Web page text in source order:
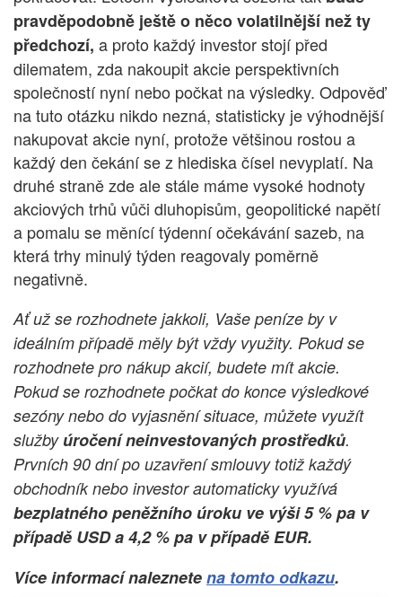
pravděpodobně ještě o něco volatilnější než ty
předchozí, a proto každý investor stojí před
dilematem, zda nakoupit akcie perspektivních
společností nyní nebo počkat na výsledky. Odpověď
na tuto otázku nikdo nezná, statisticky je výhodnější
nakupovat akcie nyní, protože většinou rostou a
každý den čekání se z hlediska čísel nevyplatí. Na
druhé straně zde ale stále máme vysoké hodnoty
akciových trhů vůči dluhopisům, geopolitické napětí
a pomalu se měnící týdenní očekávání sazeb, na
která trhy minulý týden reagovaly poměrně
negativně.
Ať už se rozhodnete jakkoli, Vaše peníze by v
ideálním případě měly být vždy využity. Pokud se
rozhodnete pro nákup akcií, budete mít akcie.
Pokud se rozhodnete počkat do konce výsledkové
sezóny nebo do vyjasnění situace, můžete využít
služby úročení neinvestovaných prostředků.
Prvních 90 dní po uzavření smlouvy totiž každý
obchodník nebo investor automaticky využívá
bezplatného peněžního úroku ve výši 5 % pa v
případě USD a 4,2 % pa v případě EUR.
Více informací naleznetena tomto odkazu.